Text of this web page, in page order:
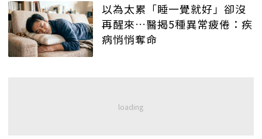
以為太累「睡一覺就好」卻沒
再醒來…醫揭5種異常疲倦：疾
病悄悄奪命